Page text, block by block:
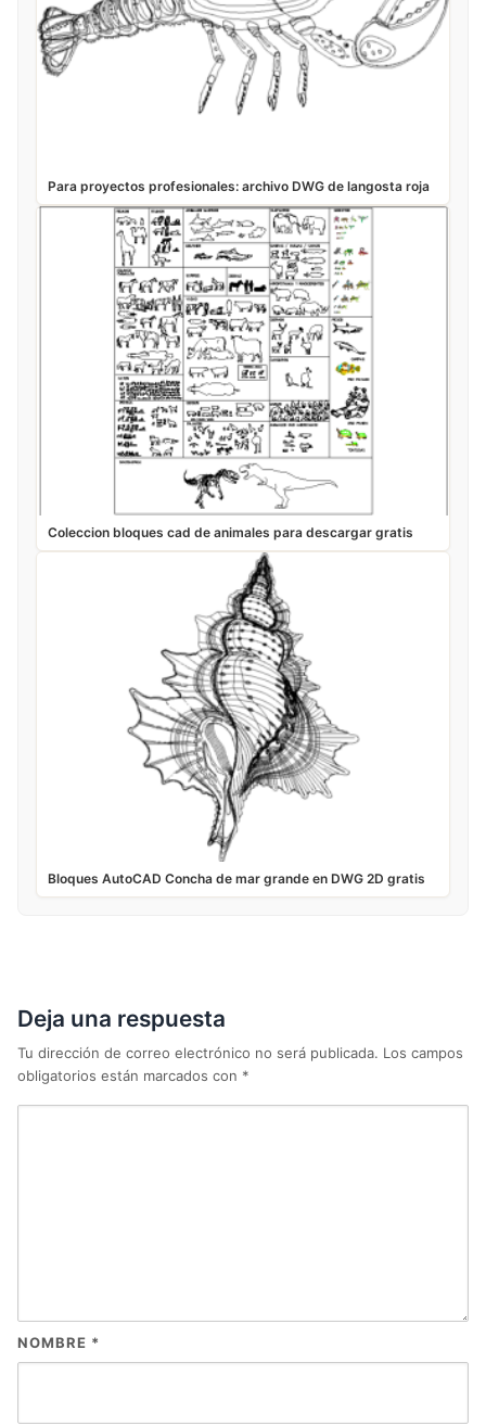
Para proyectos profesionales: archivo DWG de langosta roja
Coleccion bloques cad de animales para descargar gratis
Bloques AutoCAD Concha de mar grande en DWG 2D gratis
Deja una respuesta
Tu dirección de correo electrónico no será publicada. Los campos
obligatorios están marcados con *
NOMBRE *